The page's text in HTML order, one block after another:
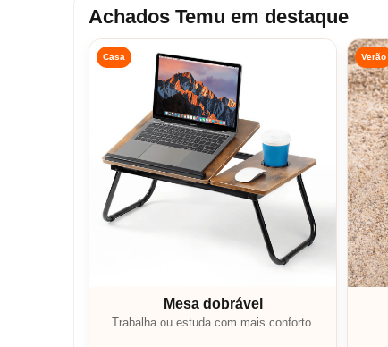
Achados Temu em destaque
Casa
Mesa dobrável
Trabalha ou estuda com mais conforto.
Verão